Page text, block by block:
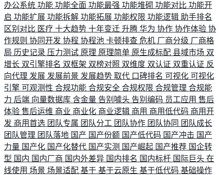
办公系统 功能 功能全面 功能最强 功能堆砌 功能对比 功能开
启 功能扩展 功能拆解 功能拓展 功能权限 功能逻辑 助手排名
区别对比 医疗 十大趋势 十年变迁 升腾 华为 协作 协作体验 协
作规则 协同开发 协程 协程池 卡顿排查 危机 厂商分级 厂商格
局 历史记录 压力测试 原理 原理简单 原生成标配 县域市场 双
增长 双引擎排名 双框架 双榜对照 双维度 双认证 双重认证 反
向代理 发展 发展前景 发展趋势 取代 口碑排名 可视化 可视化
引擎 可观测性 合规功能 合规安全 合规权限 合规管理 合规能
力 后端 向量数据库 含金量 告别噱头 告别编码 员工应用 售后
体验 售后运维 商业 商业化 商业逻辑 商用 商用低代码 商用开
发 商用首选 团队专属 团队分工 团队协作 团队协同 团队成长
团队管理 团队落地 国产 国产份额 国产低代码 国产冲击 国产
力量 国产化 国产化替代 国产实测 国产崛起 国产推荐 国企转
型 国内 国内厂商 国内外差异 国内排名 国内标杆 国际巨头 在
线使用 场景 场景适配 基于 基于云原生 基于低代码 基础操作